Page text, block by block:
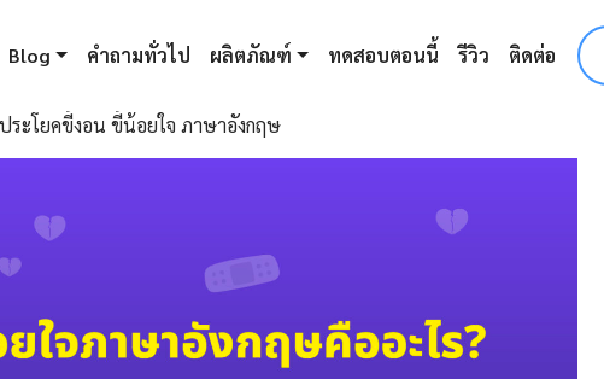
Blog คำถามทั่วไป ผลิตภัณฑ์ ทดสอบตอนนี้ รีวิว ติดต่อ
ระโยคขี้งอน ขี้น้อยใจ ภาษาอังกฤษ